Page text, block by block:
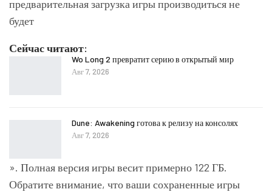
предварительная загрузка игры производиться не
будет
Сейчас читают:
Wo Long 2 превратит серию в открытый мир
Авг 7, 2026
Dune: Awakening готова к релизу на консолях
Авг 7, 2026
». Полная версия игры весит примерно 122 ГБ.
Обратите внимание, что ваши сохраненные игры